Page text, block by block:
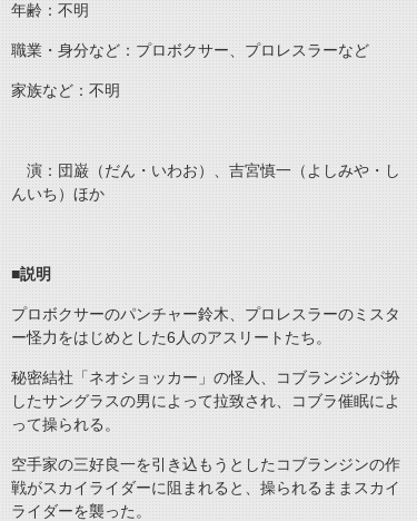
年齢：不明
職業・身分など：プロボクサー、プロレスラーなど
家族など：不明
演：団巌（だん・いわお）、吉宮慎一（よしみや・し
んいち）ほか
■説明
プロボクサーのパンチャー鈴木、プロレスラーのミスタ
ー怪力をはじめとした6人のアスリートたち。
秘密結社「ネオショッカー」の怪人、コブランジンが扮
したサングラスの男によって拉致され、コブラ催眠によ
って操られる。
空手家の三好良一を引き込もうとしたコブランジンの作
戦がスカイライダーに阻まれると、操られるままスカイ
ライダーを襲った。